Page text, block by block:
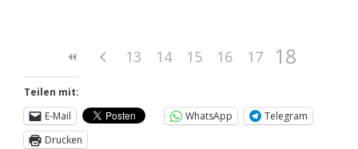
13 14 15 16 17 18
Teilen mit:
E-Mail
WhatsApp
Telegram
Drucken